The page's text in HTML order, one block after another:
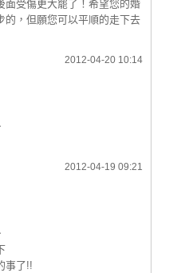
面受傷更大罷了！希望您的婚
的，但願您可以平順的走下去
2012-04-20 10:14
2012-04-19 09:21
事了!!